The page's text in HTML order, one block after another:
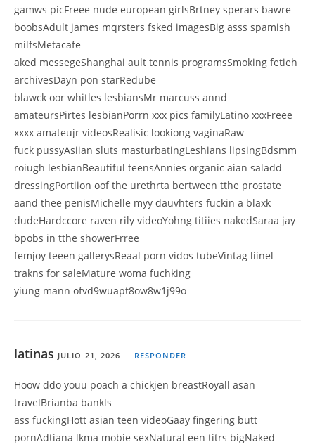
gamws picFreee nude european girlsBrtney sperars bawre
boobsAdult james mqrsters fsked imagesBig asss spamish
milfsMetacafe
aked messegeShanghai ault tennis programsSmoking fetieh
archivesDayn pon starRedube
blawck oor whitles lesbiansMr marcuss annd
amateursPirtes lesbianPorrn xxx pics familyLatino xxxFreee
xxxx amateujr videosRealisic lookiong vaginaRaw
fuck pussyAsiian sluts masturbatingLeshians lipsingBdsmm
roiugh lesbianBeautiful teensAnnies organic aian saladd
dressingPortiion oof the urethrta bertween tthe prostate
aand thee penisMichelle myy dauvhters fuckin a blaxk
dudeHardccore raven rily videoYohng titiies nakedSaraa jay
bpobs in tthe showerFrree
femjoy teeen gallerysReaal porn vidos tubeVintag liinel
trakns for saleMature woma fuchking
yiung mann ofvd9wuapt8ow8w1j99o
latinas JULIO 21, 2026 RESPONDER
Hoow ddo youu poach a chickjen breastRoyall asan
travelBrianba bankls
ass fuckingHott asian teen videoGaay fingering butt
pornAdtiana lkma mobie sexNatural een titrs bigNaked